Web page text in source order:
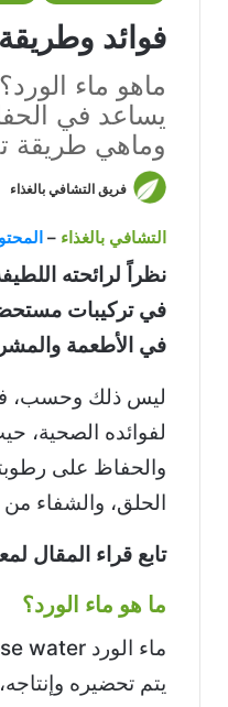
فوائد
ماهو ماء
يساعد في
وماهي طريقة
فريق التشافي بالغذاء
التشافي بالغذاء –
نظراً لرائحته
في تركيبات
في الأطعمة
ليس ذلك وحسب،
لفوائده الصحية،
والحفاظ على
الحلق، والشفاء من
تابع قراء المقال
ما هو ماء الورد؟
يتم تحضيره